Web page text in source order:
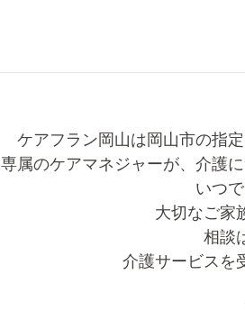
ケアフラン岡山は岡山市の指
専属のケアマネジャーが、介護
いつ
大切なご家
相談
介護サービスを